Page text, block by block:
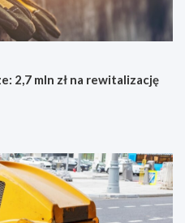
2,7 mln zł na rewitalizację